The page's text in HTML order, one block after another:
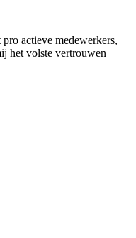
actieve medewerkers,
het volste vertrouwen